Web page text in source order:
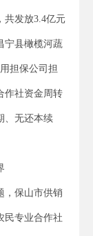
共发放3.4亿元
宁县橄榄河蔬
担保公司担
作社资金周转
、无还本续
，保山市供销
民专业合作社